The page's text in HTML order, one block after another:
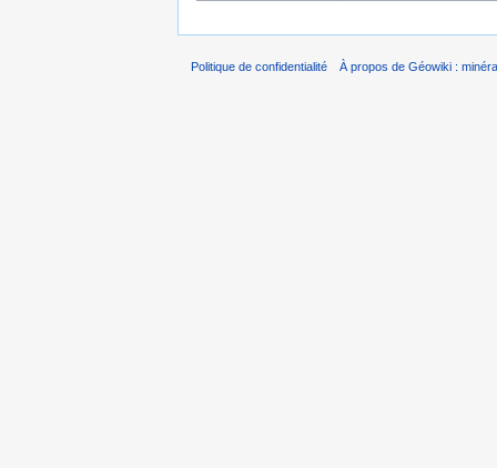
Politique de confidentialité À propos de Géowiki :